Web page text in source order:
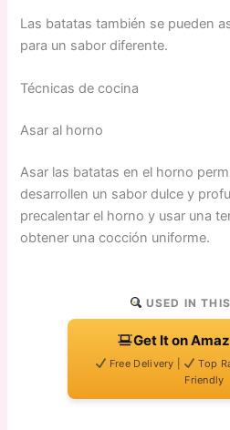
Las batatas también se pueden
para un sabor diferente.
Técnicas de cocina
Asar al horno
Asar las batatas en el horno
desarrollen un sabor dulce y
precalentar el horno y usar una
obtener una cocción uniforme.
USED IN
Get It on
Free Delivery | Top
Friendly